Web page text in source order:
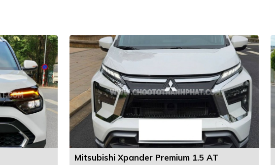
Mitsubishi Xpander Premium 1.5 AT